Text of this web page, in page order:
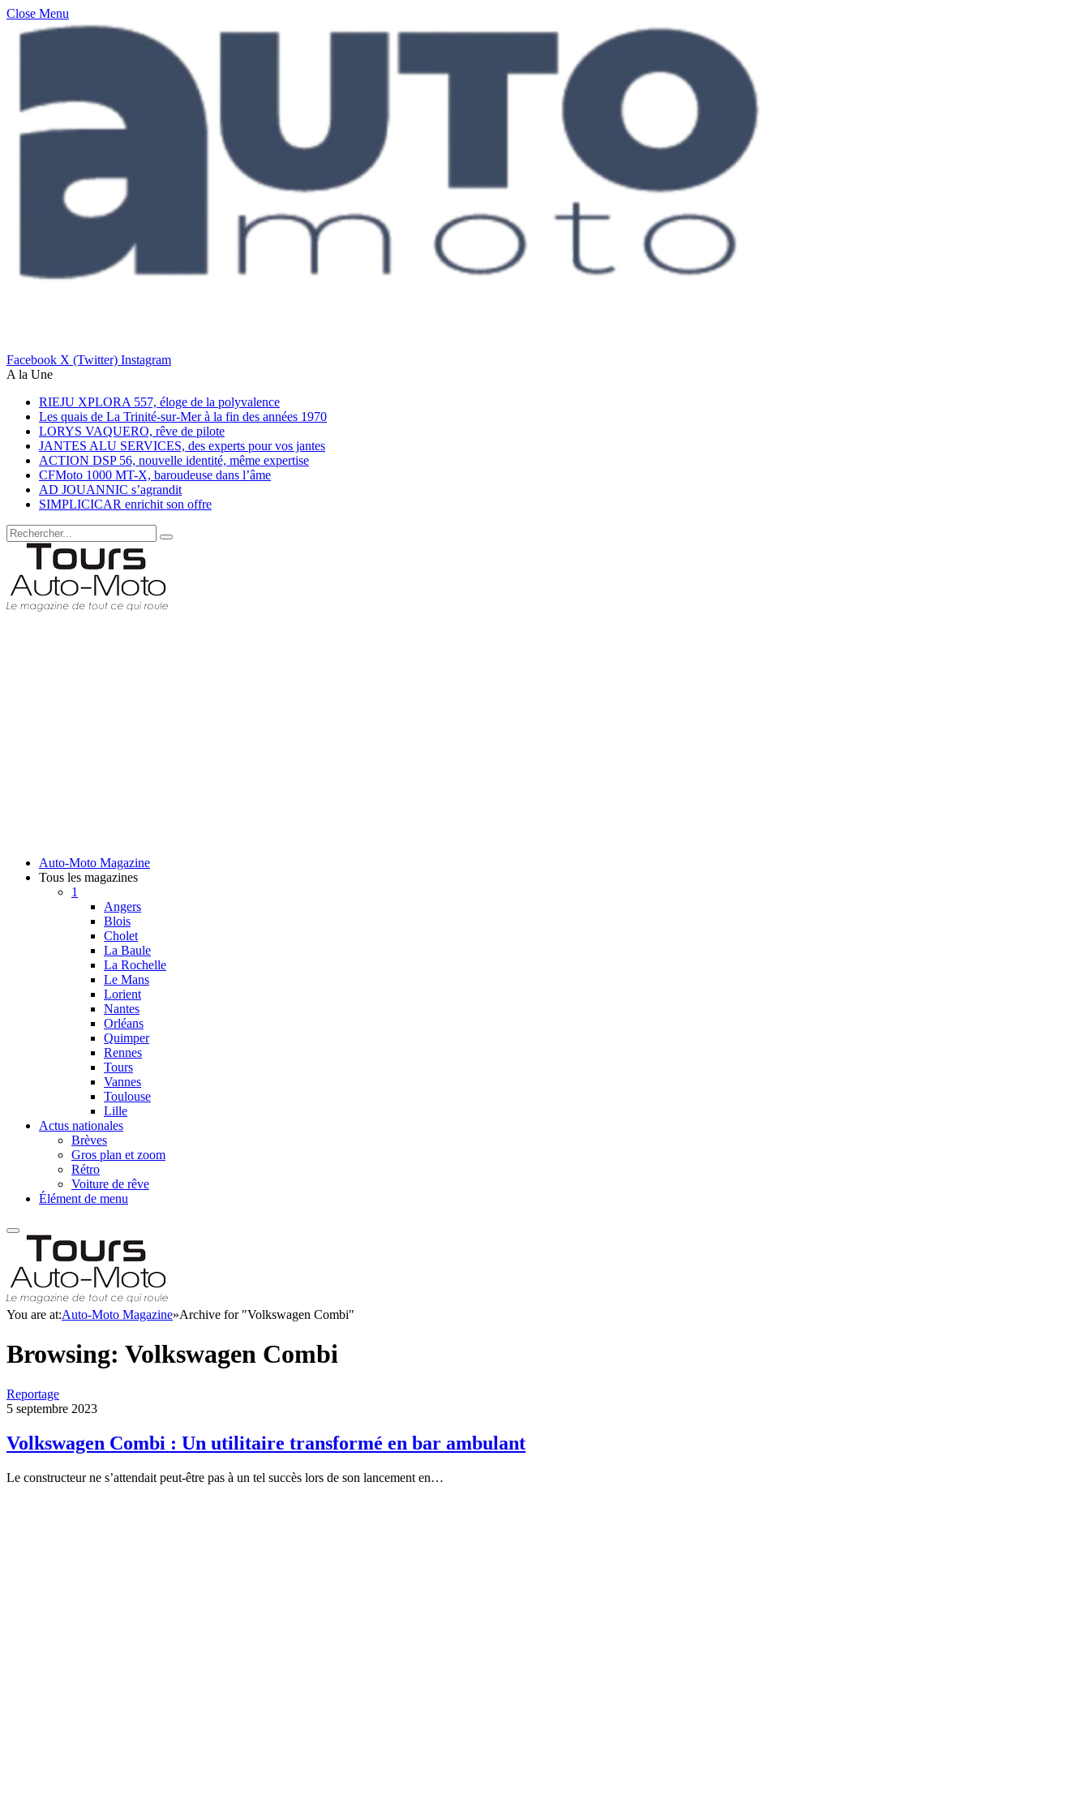
Close Menu
Facebook X (Twitter) Instagram
A la Une
RIEJU XPLORA 557, éloge de la polyvalence
Les quais de La Trinité-sur-Mer à la fin des années 1970
LORYS VAQUERO, rêve de pilote
JANTES ALU SERVICES, des experts pour vos jantes
ACTION DSP 56, nouvelle identité, même expertise
CFMoto 1000 MT-X, baroudeuse dans l’âme
AD JOUANNIC s’agrandit
SIMPLICICAR enrichit son offre
Auto-Moto Magazine
Tous les magazines
1
Angers
Blois
Cholet
La Baule
La Rochelle
Le Mans
Lorient
Nantes
Orléans
Quimper
Rennes
Tours
Vannes
Toulouse
Lille
Actus nationales
Brèves
Gros plan et zoom
Rétro
Voiture de rêve
Élément de menu
You are at:Auto-Moto Magazine»Archive for "Volkswagen Combi"
Browsing: Volkswagen Combi
Reportage
5 septembre 2023
Volkswagen Combi : Un utilitaire transformé en bar ambulant
Le constructeur ne s’attendait peut-être pas à un tel succès lors de son lancement en…